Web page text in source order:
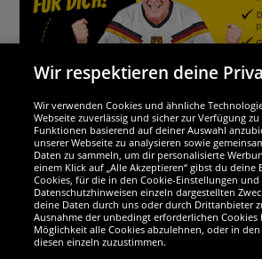
Wir sind
Wir respektieren deine
Wir verwenden Cookies und ähnliche
Webseite zuverlässig und sicher zur Verfügung
Funktionen basierend auf deiner Auswahl
unserer Webseite zu analysieren sowie
Daten zu sammeln, um dir personalisierte
einem Klick auf „Alle Akzeptieren“ gibst du deine
Cookies, für die in den Cookie-Einstellungen und
Datenschutzhinweisen einzeln dargestellten
deine Daten durch uns oder durch Drittanbieter
Ausnahme der unbedingt erforderlichen Cookies
Möglichkeit alle Cookies abzulehnen, oder in
diesen einzeln zuzustimmen.